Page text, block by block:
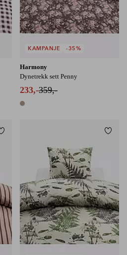
Harmony
Dynetrekk sett Penny
233,-359,-
1 farge
KAMPANJE -35%
Legg til favoritter